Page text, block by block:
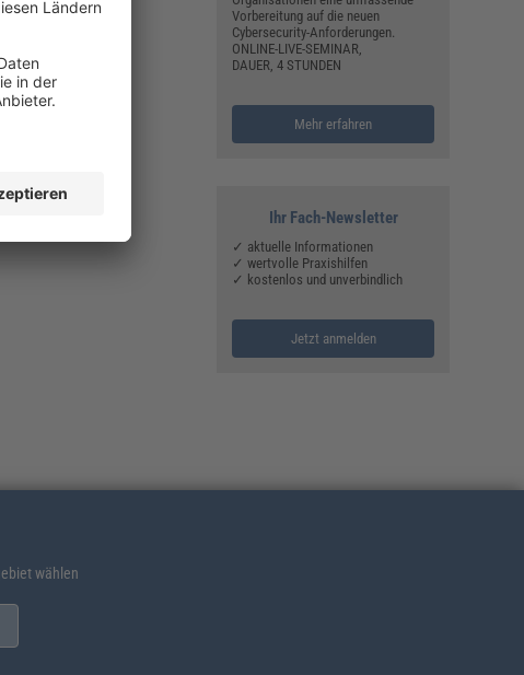
Vorbereitung auf die neuen
Cybersecurity-Anforderungen.
ONLINE-LIVE-SEMINAR,
DAUER, 4 STUNDEN
Mehr erfahren
Ihr Fach-Newsletter
✓ aktuelle Informationen
✓ wertvolle Praxishilfen
✓ kostenlos und unverbindlich
Jetzt anmelden
wählen